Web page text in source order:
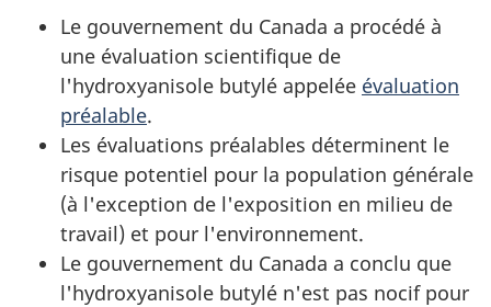
Le gouvernement du Canada a procédé à
une évaluation scientifique de
l'hydroxyanisole butylé appelée évaluation
préalable.
Les évaluations préalables déterminent le
risque potentiel pour la population générale
(à l'exception de l'exposition en milieu de
travail) et pour l'environnement.
Le gouvernement du Canada a conclu que
l'hydroxyanisole butylé n'est pas nocif pour